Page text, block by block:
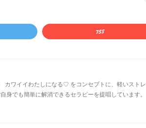
イイわたしになる♡ をコンセプトに、軽いストレ
身でも簡単に解消できるセラピーを提唱しています。